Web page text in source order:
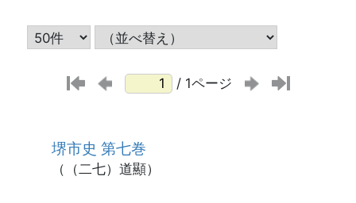
/ 1ページ
堺市史 第七巻
（（二七）道顯）